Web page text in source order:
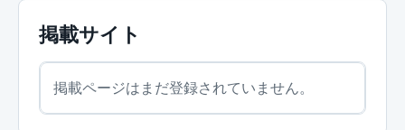
掲載サイト
掲載ページはまだ登録されていません。